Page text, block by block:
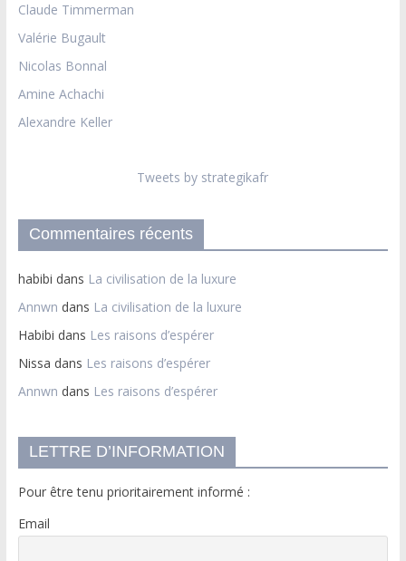
Claude Timmerman
Valérie Bugault
Nicolas Bonnal
Amine Achachi
Alexandre Keller
Tweets by strategikafr
Commentaires récents
habibi dans La civilisation de la luxure
Annwn dans La civilisation de la luxure
Habibi dans Les raisons d’espérer
Nissa dans Les raisons d’espérer
Annwn dans Les raisons d’espérer
LETTRE D’INFORMATION
Pour être tenu prioritairement informé :
Email